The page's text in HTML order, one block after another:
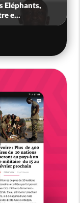
Eléphants,
e...